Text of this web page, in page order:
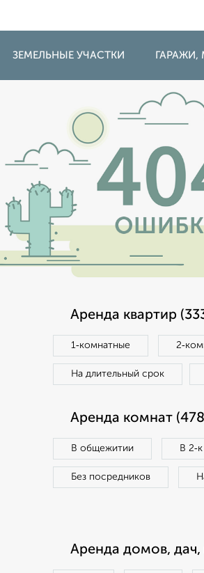
ЗЕМЕЛЬНЫЕ УЧАСТКИ
Аренда квартир
1‑комнатные
На длительный срок
Аренда комнат
В общежитии В
Без посредников
Аренда домов, дач,